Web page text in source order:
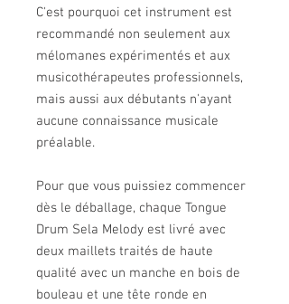
C'est pourquoi cet instrument est
recommandé non seulement aux
mélomanes expérimentés et aux
musicothérapeutes professionnels,
mais aussi aux débutants n'ayant
aucune connaissance musicale
préalable.
Pour que vous puissiez commencer
dès le déballage, chaque Tongue
Drum Sela Melody est livré avec
deux maillets traités de haute
qualité avec un manche en bois de
bouleau et une tête ronde en